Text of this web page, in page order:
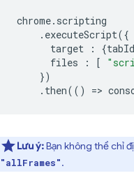
chrome. scripting
. executeScript({
target
: {tabId
files
: [
})
. then(() =>
Lưu ý:Bạn không thể chỉ
"allFrames".